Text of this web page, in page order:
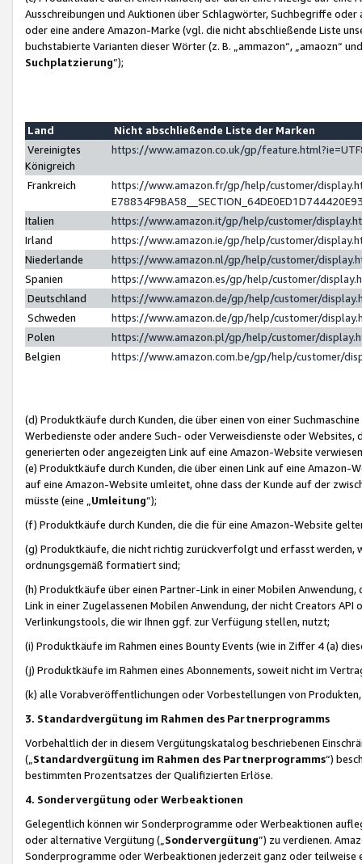
Ausschreibungen und Auktionen über Schlagwörter, Suchbegriffe
oder eine andere Amazon-Marke (vgl. die nicht abschließende Liste
buchstabierte Varianten dieser Wörter (z. B. „ammazon“, „amaozn“
Suchplatzierung”);
Land
Nicht abschließende Liste der Marken
Vereinigtes
Königreich
https://www.amazon.co.uk/gp/
Frankreich
https://www.amazon.fr/gp/help/customer/
Italien
https://www.amazon.it/gp/help/customer/
Irland
https://www.amazon.ie/gp/help/customer/
Niederlande
https://www.amazon.nl/gp/help/customer/
Spanien
https://www.amazon.es/gp/help/customer/
Deutschland
https://www.amazon.de/gp/help/customer/
Schweden
https://www.amazon.de/gp/help/customer/
Polen
https://www.amazon.pl/gp/help/customer/
Belgien
https://www.amazon.com.be/gp/help/customer/
(d) Produktkäufe durch Kunden, die über einen von einer
Werbedienste oder andere Such- oder Verweisdienste oder Websites,
generierten oder angezeigten Link auf eine Amazon-Website
(e) Produktkäufe durch Kunden, die über einen Link auf eine
auf eine Amazon-Website umleitet, ohne dass der Kunde auf der
müsste (eine „ Umleitung“);
(f) Produktkäufe durch Kunden, die die für eine Amazon-Website
(g) Produktkäufe, die nicht richtig zurückverfolgt und erfasst werden,
ordnungsgemäß formatiert sind;
(h) Produktkäufe über einen Partner-Link in einer Mobilen
Link in einer Zugelassenen Mobilen Anwendung, der nicht Creators
Verlinkungstools, die wir Ihnen ggf. zur Verfügung stellen, nutzt;
(i) Produktkäufe im Rahmen eines Bounty Events (wie in Ziffer 4 (a)
(j) Produktkäufe im Rahmen eines Abonnements, soweit nicht im
(k) alle Vorabveröffentlichungen oder Vorbestellungen von
3. Standardvergütung im Rahmen des Partnerprogramms
Vorbehaltlich der in diesem Vergütungskatalog beschriebenen
(„ Standardvergütung im Rahmen des Partnerprogramms“)
bestimmten Prozentsatzes der Qualifizierten Erlöse.
4. Sondervergütung oder Werbeaktionen
Gelegentlich können wir Sonderprogramme oder Werbeaktionen
oder alternative Vergütung („ Sondervergütung”) zu verdienen.
Sonderprogramme oder Werbeaktionen jederzeit ganz oder